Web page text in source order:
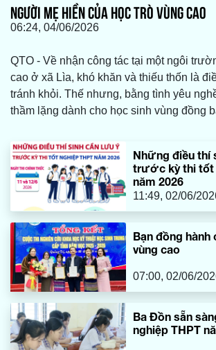
NGƯỜI MẸ HIỀN CỦA HỌC TRÒ VÙNG CAO
06:24, 04/06/2026
QTO - Về nhận công tác tại một ngôi
cao ở xã Lìa, khó khăn và thiếu thốn là
tránh khỏi. Thế nhưng, bằng tình yêu
thầm lặng dành cho học sinh vùng đồng
Xing, đã vượt qua tất cả để bám trường,
Những điều thí
trước kỳ thi tốt
năm 2026
11:49, 02/06/
Bạn đồng hành
vùng cao
07:00, 02/06/
Ba Đồn sẵn
nghiệp THPT